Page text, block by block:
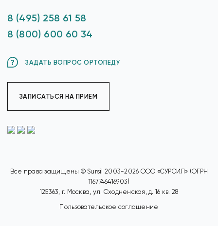
8 (495) 258 61 58
8 (800) 600 60 34
ЗАДАТЬ ВОПРОС ОРТОПЕДУ
ЗАПИСАТЬСЯ НА ПРИЕМ
Все права защищены © Sursil 2003-2026 ООО «СУРСИЛ» (ОГРН
1167746416903)
125363, г. Москва, ул. Сходненская, д. 16 кв. 28
Пользовательское соглашение